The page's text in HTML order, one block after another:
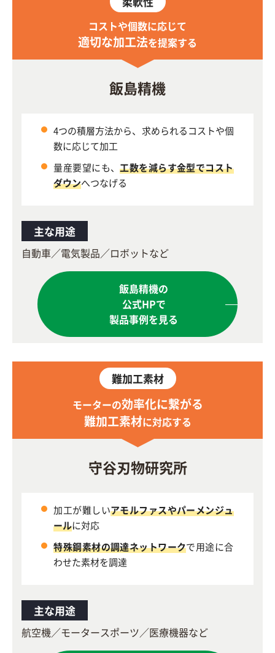
コストや個数に応じて
適切な加工法を提案する
飯島精機
4つの積層方法から、求められるコストや個
数に応じて加工
量産要望にも、工数を減らす金型でコスト
ダウンへつなげる
主な用途
自動車／電気製品／ロボットなど
飯島精機の
公式HPで
製品事例を見る
難加工素材
モーターの効率化に繋がる
難加工素材に対応する
守谷刃物研究所
加工が難しいアモルファスやパーメンジュ
ールに対応
特殊鋼素材の調達ネットワークで用途に合
わせた素材を調達
主な用途
航空機／モータースポーツ／医療機器など